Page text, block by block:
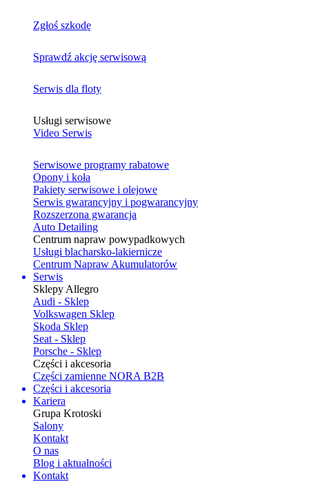
Zgłoś szkodę
Sprawdź akcję serwisową
Serwis dla floty
Usługi serwisowe
Video Serwis
Serwisowe programy rabatowe
Opony i koła
Pakiety serwisowe i olejowe
Serwis gwarancyjny i pogwarancyjny
Rozszerzona gwarancja
Auto Detailing
Centrum napraw powypadkowych
Usługi blacharsko-lakiernicze
Centrum Napraw Akumulatorów
Serwis
Sklepy Allegro
Audi - Sklep
Volkswagen Sklep
Skoda Sklep
Seat - Sklep
Porsche - Sklep
Części i akcesoria
Części zamienne NORA B2B
Części i akcesoria
Kariera
Grupa Krotoski
Salony
Kontakt
O nas
Blog i aktualności
Kontakt